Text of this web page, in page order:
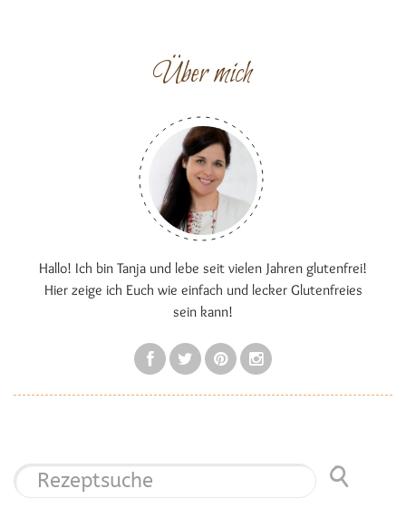
Über mich
Hallo! Ich bin Tanja und lebe seit vielen Jahren glutenfrei!
Hier zeige ich Euch wie einfach und lecker Glutenfreies
sein kann!